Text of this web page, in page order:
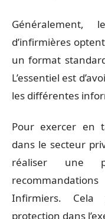
Généralement,
d’infirmières
un format
L’essentiel est
les différentes
Pour exercer en
dans le secteur
réaliser une
Infirmiers.
protection dans